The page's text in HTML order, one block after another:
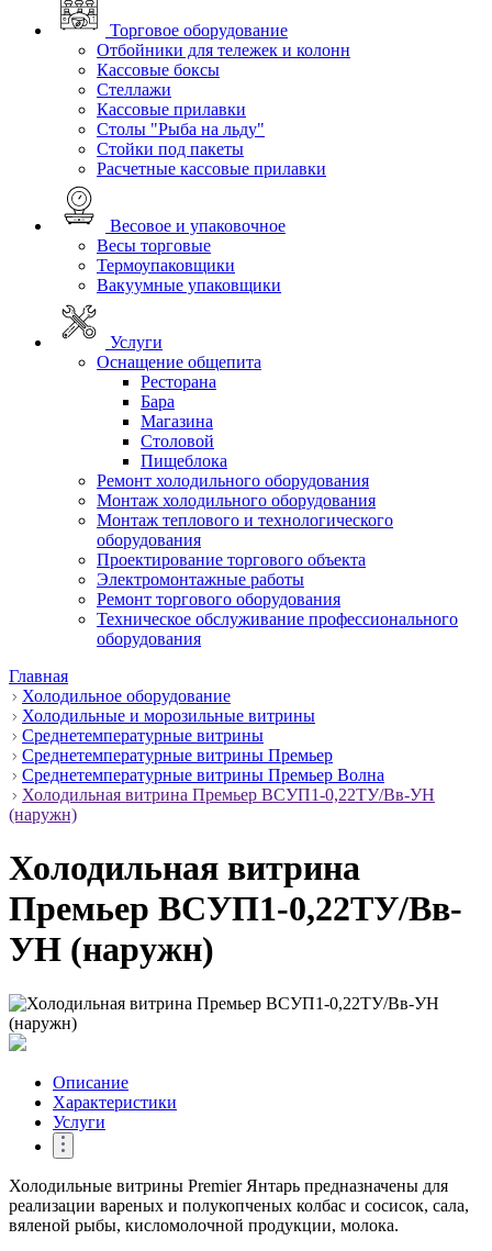
Торговое оборудование
Отбойники для тележек и колонн
Кассовые боксы
Стеллажи
Кассовые прилавки
Столы "Рыба на льду"
Стойки под пакеты
Расчетные кассовые прилавки
Весовое и упаковочное
Весы торговые
Термоупаковщики
Вакуумные упаковщики
Услуги
Оснащение общепита
Ресторана
Бара
Магазина
Столовой
Пищеблока
Ремонт холодильного оборудования
Монтаж холодильного оборудования
Монтаж теплового и технологического
оборудования
Проектирование торгового объекта
Электромонтажные работы
Ремонт торгового оборудования
Техническое обслуживание профессионального
оборудования
Главная
Холодильное оборудование
Холодильные и морозильные витрины
Среднетемпературные витрины
Среднетемпературные витрины Премьер
Среднетемпературные витрины Премьер Волна
Холодильная витрина Премьер ВСУП1-0,22ТУ/Вв-УН
(наружн)
Холодильная витрина
Премьер ВСУП1-0,22ТУ/Вв-
УН (наружн)
Описание
Характеристики
Услуги
Холодильные витрины Premier Янтарь предназначены для
реализации вареных и полукопченых колбас и сосисок, сала,
вяленой рыбы, кисломолочной продукции, молока.